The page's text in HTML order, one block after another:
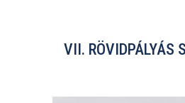
VII. RÖVIDPÁLYÁS